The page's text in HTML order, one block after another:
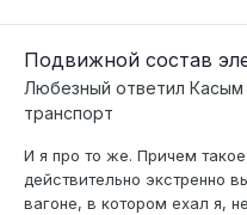
Подвижной состав
Любезный ответил Касым
транспорт
И я про то же. Причем
действительно экстренно
вагоне, в котором ехал я,